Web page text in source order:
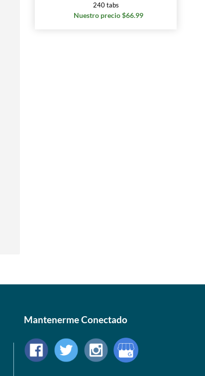
240 tabs
Nuestro precio $66.99
Mantenerme Conectado